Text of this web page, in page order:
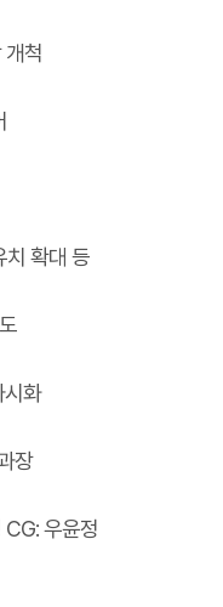
개척
치 확대 등
시화
장
CG: 우윤정